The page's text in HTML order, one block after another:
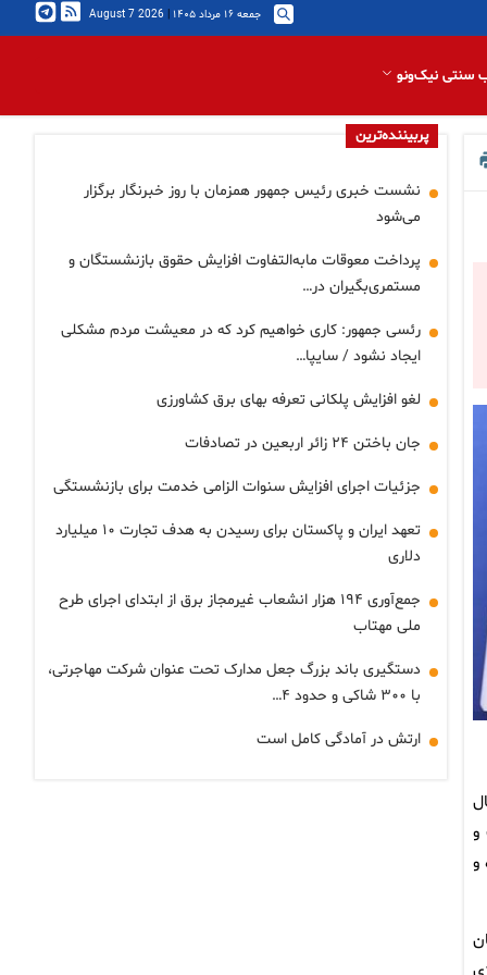
جمعه ۱۶ مرداد ۱۴۰۵ |
2026 August 7
سنتی نیک‌ونو
و
و
پربیننده‌ترین
نشست خبری رئیس جمهور همزمان با روز خبرنگار برگزار
می‌شود
پرداخت معوقات مابه‌التفاوت افزایش حقوق بازنشستگان و
مستمری‌بگیران در…
رئسی جمهور: کاری خواهیم کرد که در معیشت مردم مشکلی
ایجاد نشود / سایپا…
لغو افزایش پلکانی تعرفه بهای برق کشاورزی
جان باختن ۲۴ زائر اربعین در تصادفات
جزئیات اجرای افزایش سنوات الزامی خدمت برای بازنشستگی
تعهد ایران و پاکستان برای رسیدن به هدف تجارت ۱۰ میلیارد
دلاری
جمع‌آوری ۱۹۴ هزار انشعاب غیرمجاز برق از ابتدای اجرای طرح
ملی مهتاب
دستگیری باند بزرگ جعل مدارک تحت عنوان شرکت مهاجرتی،
با ۳۰۰ شاکی و حدود ۴…
ارتش در آمادگی کامل است